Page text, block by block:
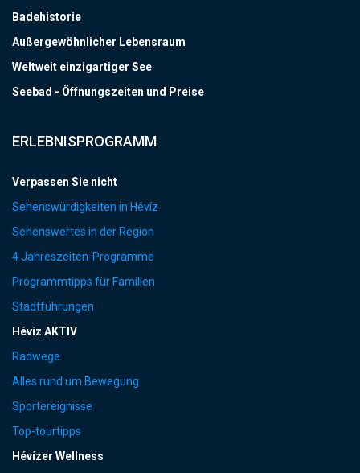
Badehistorie
Außergewöhnlicher Lebensraum
Weltweit einzigartiger See
Seebad - Öffnungszeiten und Preise
ERLEBNISPROGRAMM
Verpassen Sie nicht
Sehenswürdigkeiten in Hévíz
Sehenswertes in der Region
4 Jahreszeiten-Programme
Programmtipps für Familien
Stadtführungen
Hévíz AKTIV
Radwege
Alles rund um Bewegung
Sportereignisse
Top-tourtipps
Hévízer Wellness